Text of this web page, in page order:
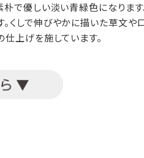
朴で優しい淡い青緑色になりま
くしで伸びやかに描いた草文や
仕上げを施しています。